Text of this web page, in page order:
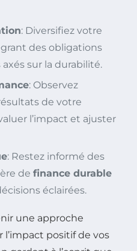
: Diversifiez votre
des obligations
sur la durabilité.
: Observez
de votre
l’impact et ajuster
: Restez informé des
de finance durable
éclairées.
une approche
positif de vos